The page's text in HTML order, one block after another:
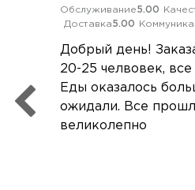
Обслуживание5.00
Доставка5.00
Добрый день!
20-25 челвовек,
Еды оказалось
ожидали. Все
великолепно